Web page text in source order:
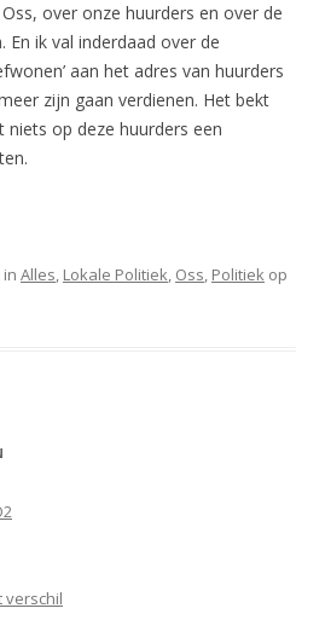
over onze huurders en over de
En ik val inderdaad over de
aan het adres van huurders
zijn gaan verdienen. Het bekt
op deze huurders een
Alles, Lokale Politiek, Oss, Politiek op
verschil